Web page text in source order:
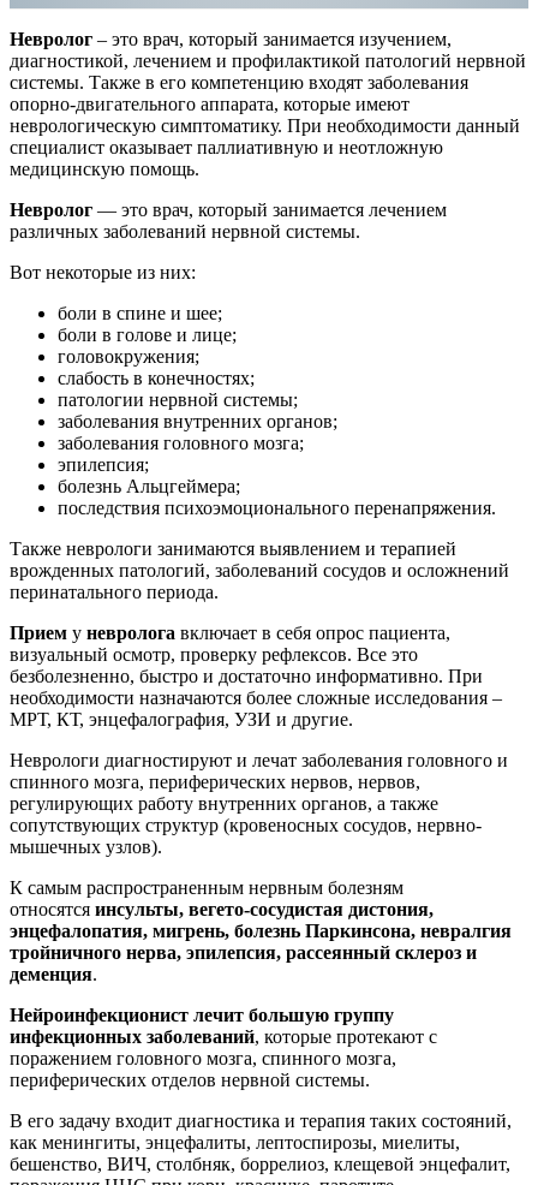
Невролог – это врач, который занимается изучением,
диагностикой, лечением и профилактикой патологий нервной
системы. Также в его компетенцию входят заболевания
опорно-двигательного аппарата, которые имеют
неврологическую симптоматику. При необходимости данный
специалист оказывает паллиативную и неотложную
медицинскую помощь.
Невролог — это врач, который занимается лечением
различных заболеваний нервной системы.
Вот некоторые из них:
боли в спине и шее;
боли в голове и лице;
головокружения;
слабость в конечностях;
патологии нервной системы;
заболевания внутренних органов;
заболевания головного мозга;
эпилепсия;
болезнь Альцгеймера;
последствия психоэмоционального перенапряжения.
Также неврологи занимаются выявлением и терапией
врожденных патологий, заболеваний сосудов и осложнений
перинатального периода.
Прием у невролога включает в себя опрос пациента,
визуальный осмотр, проверку рефлексов. Все это
безболезненно, быстро и достаточно информативно. При
необходимости назначаются более сложные исследования –
МРТ, КТ, энцефалография, УЗИ и другие.
Неврологи диагностируют и лечат заболевания головного и
спинного мозга, периферических нервов, нервов,
регулирующих работу внутренних органов, а также
сопутствующих структур (кровеносных сосудов, нервно-
мышечных узлов).
К самым распространенным нервным болезням
относятся инсульты, вегето-сосудистая дистония,
энцефалопатия, мигрень, болезнь Паркинсона, невралгия
тройничного нерва, эпилепсия, рассеянный склероз и
деменция.
Нейроинфекционист лечит большую группу
инфекционных заболеваний, которые протекают с
поражением головного мозга, спинного мозга,
периферических отделов нервной системы.
В его задачу входит диагностика и терапия таких состояний,
как менингиты, энцефалиты, лептоспирозы, миелиты,
бешенство, ВИЧ, столбняк, боррелиоз, клещевой энцефалит,